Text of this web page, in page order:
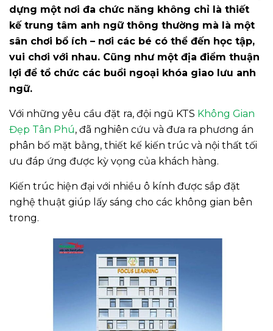
dựng một nơi đa chức năng không chỉ là thiết
kế trung tâm anh ngữ thông thường mà là một
sân chơi bổ ích – nơi các bé có thể đến học tập,
vui chơi với nhau. Cũng như một địa điểm thuận
lợi để tổ chức các buổi ngoại khóa giao lưu anh
ngữ.
Với những yêu cầu đặt ra, đội ngũ KTS Không Gian
Đẹp Tân Phú, đã nghiên cứu và đưa ra phương án
phân bố mặt bằng, thiết kế kiến trúc và nội thất tối
ưu đáp ứng được kỳ vọng của khách hàng.
Kiến trúc hiện đại với nhiều ô kính được sắp đặt
nghệ thuật giúp lấy sáng cho các không gian bên
trong.